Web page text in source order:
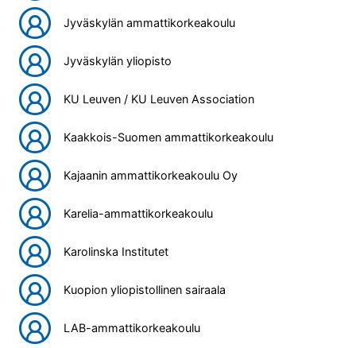
Jyväskylän ammattikorkeakoulu
Jyväskylän yliopisto
KU Leuven / KU Leuven Association
Kaakkois-Suomen ammattikorkeakoulu
Kajaanin ammattikorkeakoulu Oy
Karelia-ammattikorkeakoulu
Karolinska Institutet
Kuopion yliopistollinen sairaala
LAB-ammattikorkeakoulu